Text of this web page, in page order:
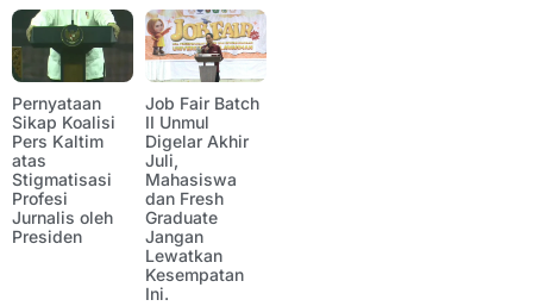
Pernyataan
Sikap Koalisi
Pers Kaltim
atas
Stigmatisasi
Profesi
Jurnalis oleh
Presiden
Job Fair Batch
II Unmul
Digelar Akhir
Juli,
Mahasiswa
dan Fresh
Graduate
Jangan
Lewatkan
Kesempatan
Ini.